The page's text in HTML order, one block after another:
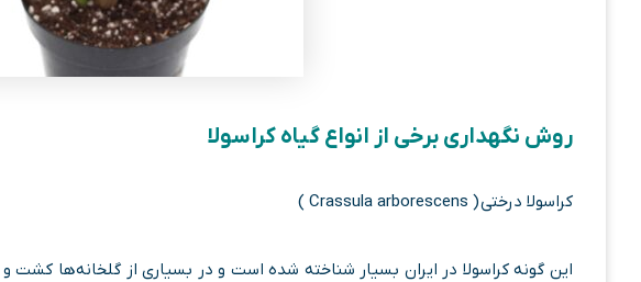
روش نگهداری برخی از انواع گیاه کراسولا
کراسولا درختی ( Crassula arborescens )
این گونه کراسولا در ایران بسیار شناخته شده است و در بسیاری از گلخانه‌ها